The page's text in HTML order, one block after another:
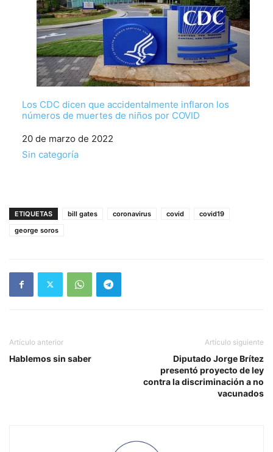
Los CDC dicen que accidentalmente inflaron los
números de muertes de niños por COVID
Fecha
20 de marzo de 2022
Respecto a
Sin categoría
ETIQUETAS bill gates coronavirus covid
covid19
george soros
Artículo anterior
Hablemos sin saber
Artículo siguiente
Diputado Jorge Brítez
presentó proyecto de ley
contra la discriminación a no
vacunados